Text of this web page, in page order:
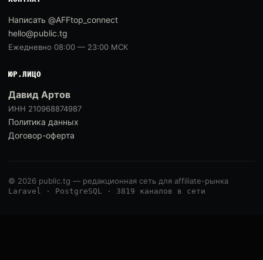
Написать @AFFtop_connect
hello@public.tg
Ежедневно 08:00 — 23:00 МСК
ЮР.ЛИЦО
Давид Артов
ИНН 210968874987
Политика данных
Договор-оферта
© 2026 public.tg — редакционная сеть для affiliate-рынка
Laravel · PostgreSQL · 3819 каналов в сети